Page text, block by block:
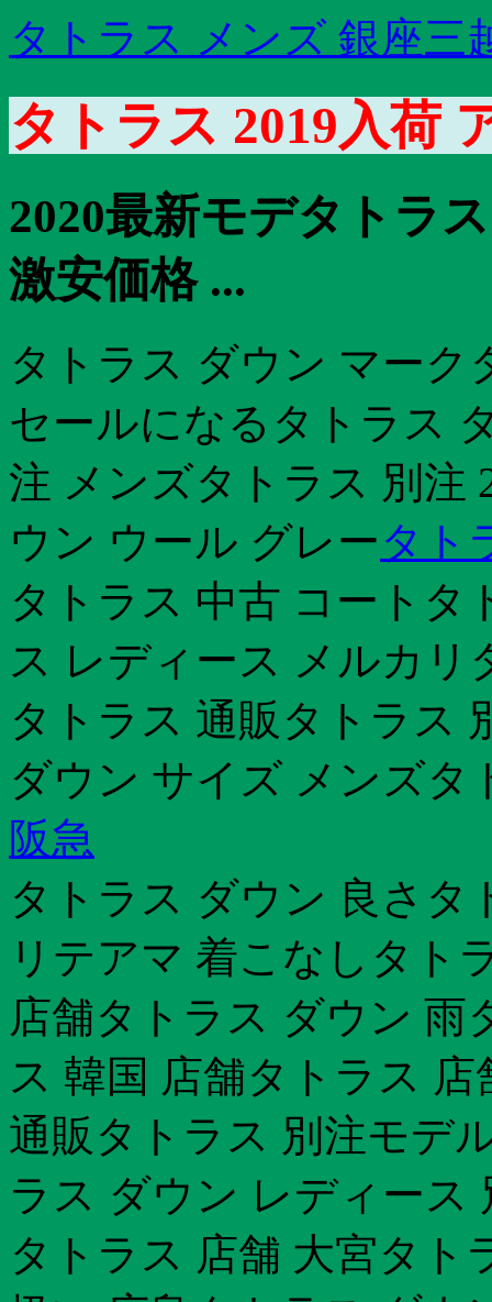
タトラス メンズ 銀座三
タトラス 2019入荷
2020最新モデタトラ
激安価格 ...
タトラス ダウン マー
セールになるタトラス
注 メンズタトラス 別注
ウン ウール グレータト
タトラス 中古 コート
ス レディース メルカ
タトラス 通販タトラス
ダウン サイズ メンズタ
阪急
タトラス ダウン 良さタ
リテアマ 着こなしタト
店舗タトラス ダウン 雨
ス 韓国 店舗タトラス
通販タトラス 別注モデ
ラス ダウン レディース
タトラス 店舗 大宮タト